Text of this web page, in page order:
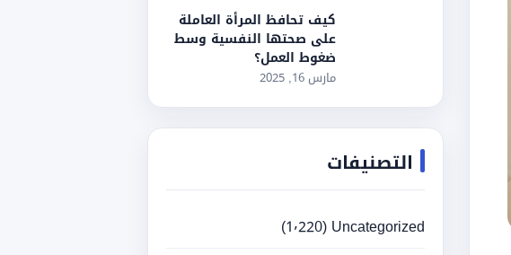
كيف تحافظ المرأة العاملة
على صحتها النفسية وسط
ضغوط العمل؟
مارس 16, 2025
التصنيفات
Uncategorized(1٬220)